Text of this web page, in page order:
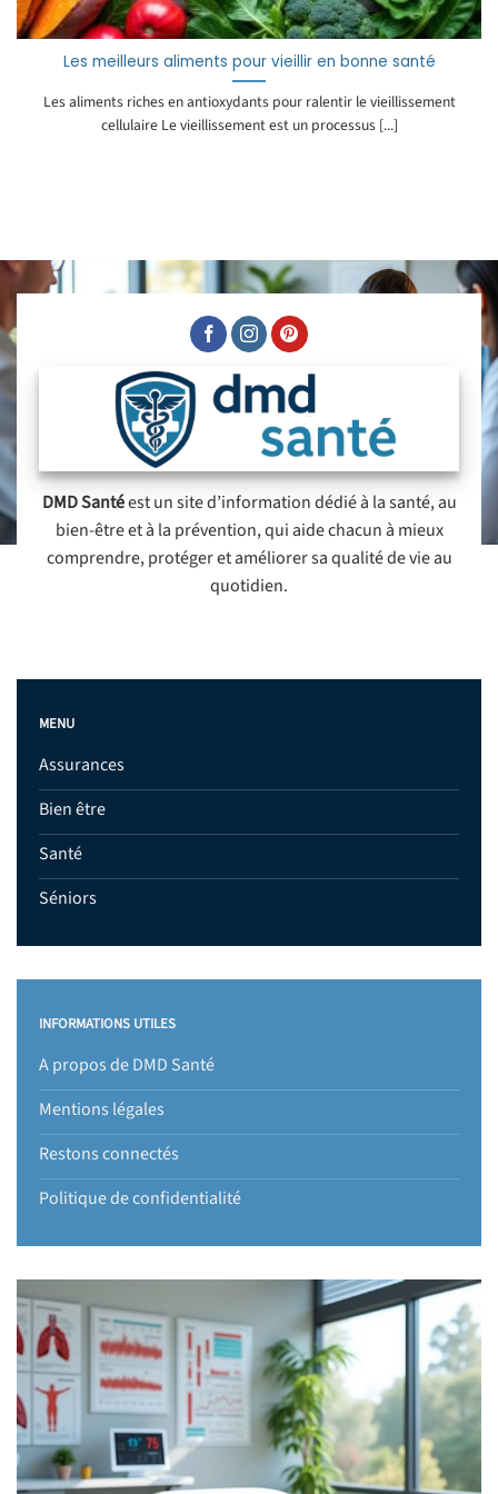
Les meilleurs aliments pour vieillir en bonne santé
Les aliments riches en antioxydants pour ralentir le vieillissement
cellulaire Le vieillissement est un processus [...]
DMD Santéest un site d’information dédié à la santé, au
bien-être et à la prévention, qui aide chacun à mieux
comprendre, protéger et améliorer sa qualité de vie au
quotidien.
MENU
Assurances
Bien être
Santé
Séniors
INFORMATIONS UTILES
A propos de DMD Santé
Mentions légales
Restons connectés
Politique de confidentialité